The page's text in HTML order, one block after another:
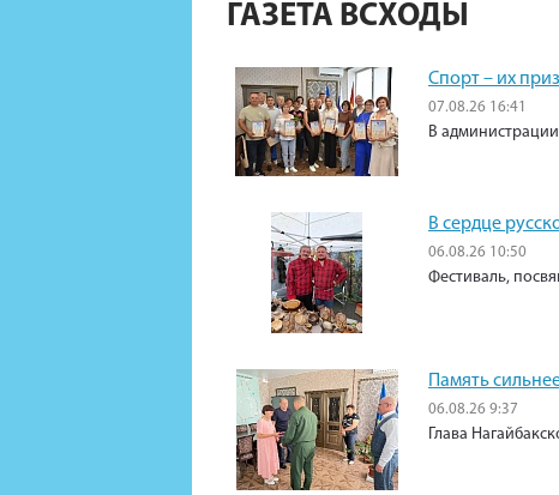
ГАЗЕТА ВСХОДЫ
Спорт – их
07.08.26 16:41
В
В сердце
06.08.26 10:50
Фестиваль,
Память
06.08.26 9:37
Глава